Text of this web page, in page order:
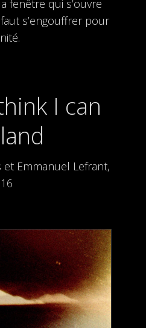
fenêtre qui s’ouvre
s’engouffrer pour
I can
Emmanuel Lefrant,